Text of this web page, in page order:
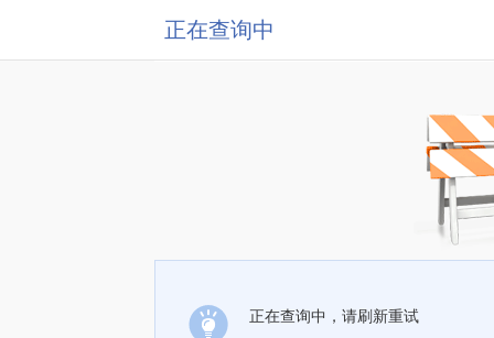
正在查询中
正在查询中，请刷新重试